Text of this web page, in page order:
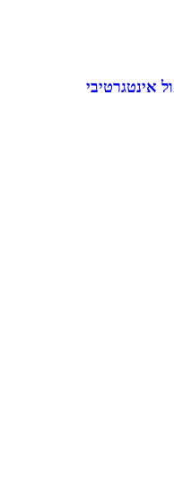
אינטגרטיבי